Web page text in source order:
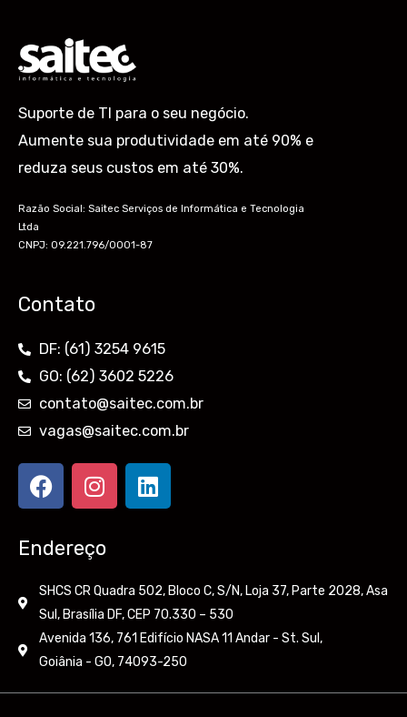
Suporte de TI para o seu negócio.
Aumente sua produtividade em até 90% e
reduza seus custos em até 30%.
Razão Social: Saitec Serviços de Informática e Tecnologia
Ltda
CNPJ: 09.221.796/0001-87
Contato
DF: (61) 3254 9615
GO: (62) 3602 5226
contato@saitec.com.br
vagas@saitec.com.br
F
a
e
o
o
k
I
n
t
g
r
a
m
L
i
d
i
n
Endereço
SHCS CR Quadra 502, Bloco C, S/N, Loja 37, Parte 2028, Asa
Sul, Brasília DF, CEP 70.330 – 530
Avenida 136, 761 Edifício NASA 11 Andar - St. Sul,
Goiânia - GO, 74093-250